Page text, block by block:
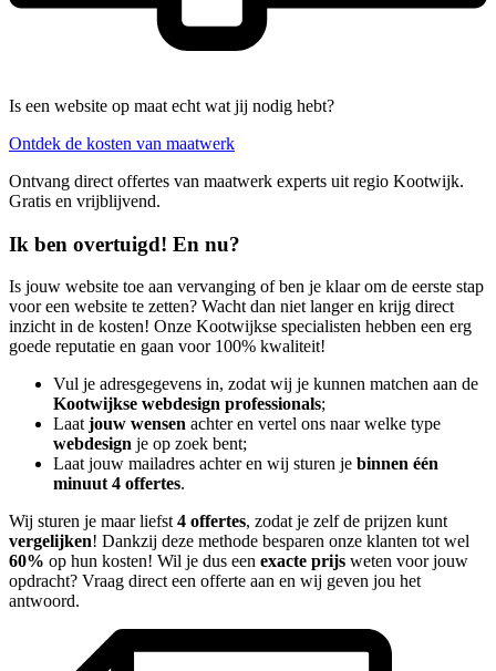
Is een website op maat echt wat jij nodig hebt?
Ontdek de kosten van maatwerk
Ontvang direct offertes van maatwerk experts uit regio Kootwijk.
Gratis en vrijblijvend.
Ik ben overtuigd! En nu?
Is jouw website toe aan vervanging of ben je klaar om de eerste stap
voor een website te zetten? Wacht dan niet langer en krijg direct
inzicht in de kosten! Onze Kootwijkse specialisten hebben een erg
goede reputatie en gaan voor 100% kwaliteit!
Vul je adresgegevens in, zodat wij je kunnen matchen aan de
Kootwijkse webdesign professionals;
Laat jouw wensen achter en vertel ons naar welke type
webdesign je op zoek bent;
Laat jouw mailadres achter en wij sturen je binnen één
minuut 4 offertes.
Wij sturen je maar liefst 4 offertes, zodat je zelf de prijzen kunt
vergelijken! Dankzij deze methode besparen onze klanten tot wel
60% op hun kosten! Wil je dus een exacte prijs weten voor jouw
opdracht? Vraag direct een offerte aan en wij geven jou het
antwoord.